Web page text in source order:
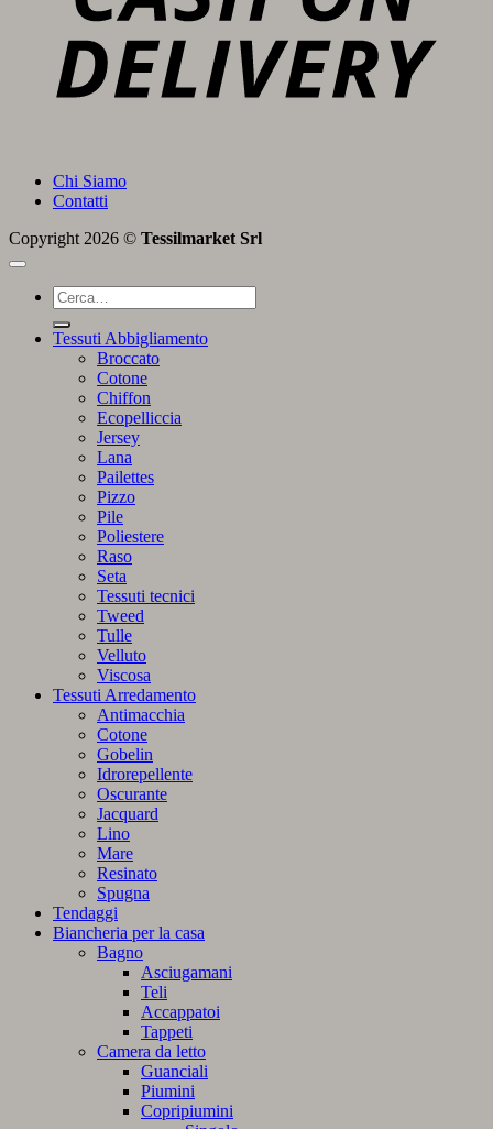
Chi Siamo
Contatti
Copyright 2026 © Tessilmarket Srl
Cerca:
Tessuti Abbigliamento
Broccato
Cotone
Chiffon
Ecopelliccia
Jersey
Lana
Pailettes
Pizzo
Pile
Poliestere
Raso
Seta
Tessuti tecnici
Tweed
Tulle
Velluto
Viscosa
Tessuti Arredamento
Antimacchia
Cotone
Gobelin
Idrorepellente
Oscurante
Jacquard
Lino
Mare
Resinato
Spugna
Tendaggi
Biancheria per la casa
Bagno
Asciugamani
Teli
Accappatoi
Tappeti
Camera da letto
Guanciali
Piumini
Copripiumini